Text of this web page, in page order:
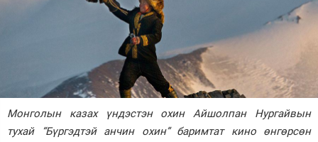
Нийгэм
Дэлхий
Монголын казах үндэстэн охин Айшолпан Нургайвын
тухай “Бүргэдтэй анчин охин” баримтат кино өнгөрсөн